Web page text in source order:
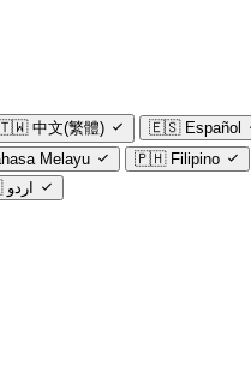
中文(繁體) 🇪🇸 Español
Melayu 🇵🇭 Filipino
اردو